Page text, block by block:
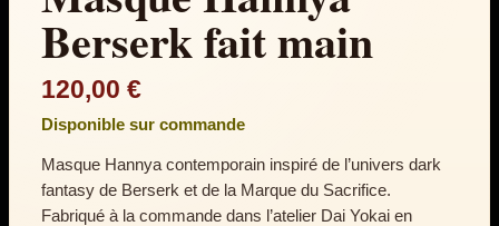
Berserk fait main
120,00 €
Disponible sur commande
Masque Hannya contemporain inspiré de l’univers dark
fantasy de Berserk et de la Marque du Sacrifice.
Fabriqué à la commande dans l’atelier Dai Yokai en